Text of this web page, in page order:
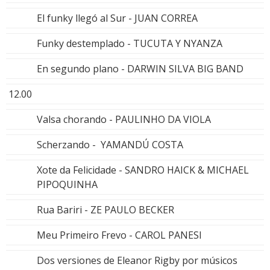
El funky llegó al Sur - JUAN CORREA
Funky destemplado - TUCUTA Y NYANZA
En segundo plano - DARWIN SILVA BIG BAND
12.00
Valsa chorando - PAULINHO DA VIOLA
Scherzando - YAMANDÚ COSTA
Xote da Felicidade - SANDRO HAICK & MICHAEL
PIPOQUINHA
Rua Bariri - ZE PAULO BECKER
Meu Primeiro Frevo - CAROL PANESI
Dos versiones de Eleanor Rigby por músicos